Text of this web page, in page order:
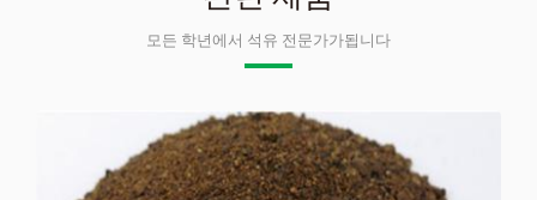
모든 학년에서 석유 전문가가됩니다